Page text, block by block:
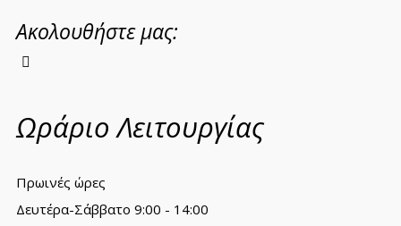
Ακολουθήστε μας:
Ωράριο Λειτουργίας
Πρωινές ώρες
Δευτέρα-Σάββατο 9:00 - 14:00